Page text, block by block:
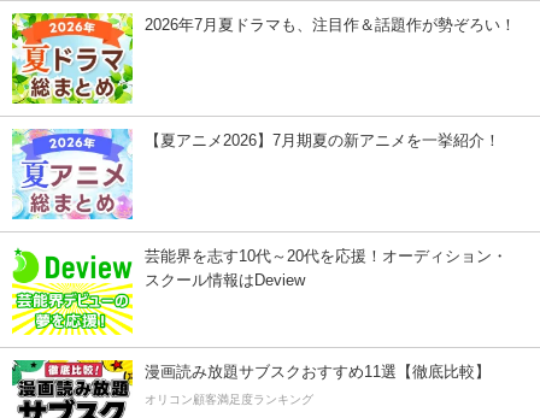
2026年7月夏ドラマも、注目作＆話題作が勢ぞろい！
【夏アニメ2026】7月期夏の新アニメを一挙紹介！
芸能界を志す10代～20代を応援！オーディション・
スクール情報はDeview
漫画読み放題サブスクおすすめ11選【徹底比較】
オリコン顧客満足度ランキング